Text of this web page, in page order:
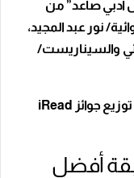
أدبي صاعد” من
نور عبد المجيد،
والسيناريست/
وسيتم الإعلان عن ال 3 فائزين في حفل توزيع جوائز iRead
أفضل